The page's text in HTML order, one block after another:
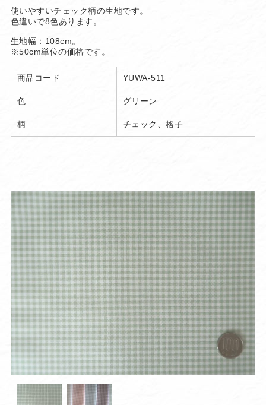
使いやすいチェック柄の生地です。
色違いで8色あります。
生地幅：108cm。
※50cm単位の価格です。
商品コード YUWA-511
色 グリーン
柄 チェック、格子